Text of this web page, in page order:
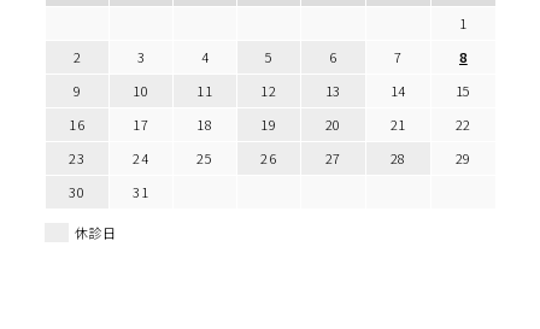
1
2
3 4 5 6 7
8
9
10 11 12 13 14
15
16
17 18 19 20 21
22
23
24 25 26 27 28
29
30
31
休診日